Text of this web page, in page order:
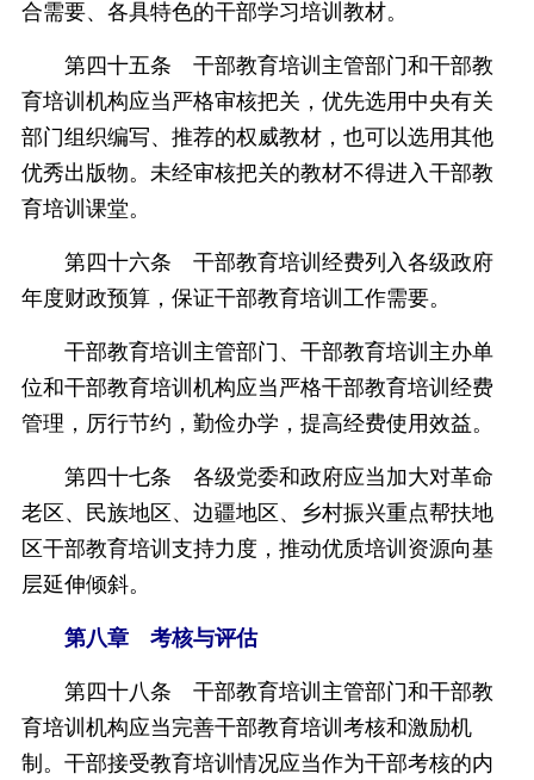
合需要、各具特色的干部学习培训教材。
第四十五条 干部教育培训主管部门和干部教
育培训机构应当严格审核把关，优先选用中央有关
部门组织编写、推荐的权威教材，也可以选用其他
优秀出版物。未经审核把关的教材不得进入干部教
育培训课堂。
第四十六条 干部教育培训经费列入各级政府
年度财政预算，保证干部教育培训工作需要。
干部教育培训主管部门、干部教育培训主办单
位和干部教育培训机构应当严格干部教育培训经费
管理，厉行节约，勤俭办学，提高经费使用效益。
第四十七条 各级党委和政府应当加大对革命
老区、民族地区、边疆地区、乡村振兴重点帮扶地
区干部教育培训支持力度，推动优质培训资源向基
层延伸倾斜。
第八章 考核与评估
第四十八条 干部教育培训主管部门和干部教
育培训机构应当完善干部教育培训考核和激励机
制。干部接受教育培训情况应当作为干部考核的内